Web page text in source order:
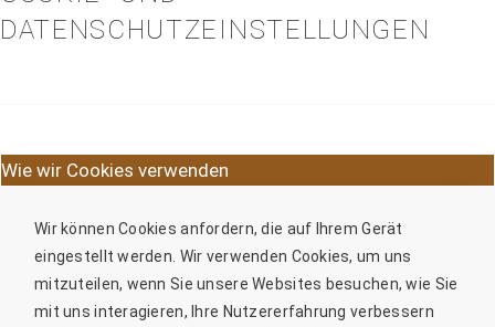
DATENSCHUTZEINSTELLUNGEN
Wie wir Cookies verwenden
Wir können Cookies anfordern, die auf Ihrem Gerät
eingestellt werden. Wir verwenden Cookies, um uns
mitzuteilen, wenn Sie unsere Websites besuchen, wie Sie
mit uns interagieren, Ihre Nutzererfahrung verbessern